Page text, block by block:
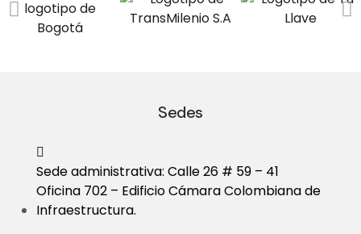
Sedes
Sede administrativa: Calle 26 # 59 – 41
Oficina 702 – Edificio Cámara Colombiana de
Infraestructura.